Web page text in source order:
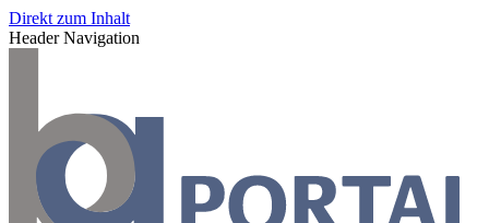
Direkt zum Inhalt
Header Navigation